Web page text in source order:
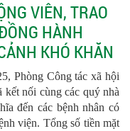
VIÊN, TRAO
HÀNH
KHÓ KHĂN
Phòng Công tác xã hội
nối cùng các quý nhà
đến các bệnh nhân có
viện. Tổng số tiền mặt